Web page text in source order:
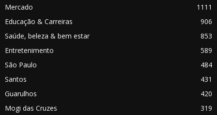
Mercado
1111
Educação & Carreiras
906
Saúde, beleza & bem estar
853
Entretenimento
589
São Paulo
484
Santos
431
Guarulhos
420
Mogi das Cruzes
319